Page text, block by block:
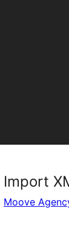
Import
Moove